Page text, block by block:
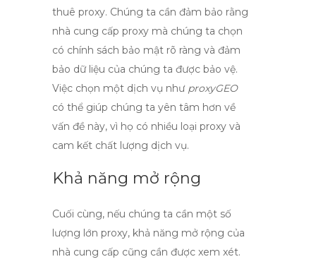
thuê proxy. Chúng ta cần đảm bảo rằng
nhà cung cấp proxy mà chúng ta chọn
có chính sách bảo mật rõ ràng và đảm
bảo dữ liệu của chúng ta được bảo vệ.
Việc chọn một dịch vụ như proxyGEO
có thể giúp chúng ta yên tâm hơn về
vấn đề này, vì họ có nhiều loại proxy và
cam kết chất lượng dịch vụ.
Khả năng mở rộng
Cuối cùng, nếu chúng ta cần một số
lượng lớn proxy, khả năng mở rộng của
nhà cung cấp cũng cần được xem xét.